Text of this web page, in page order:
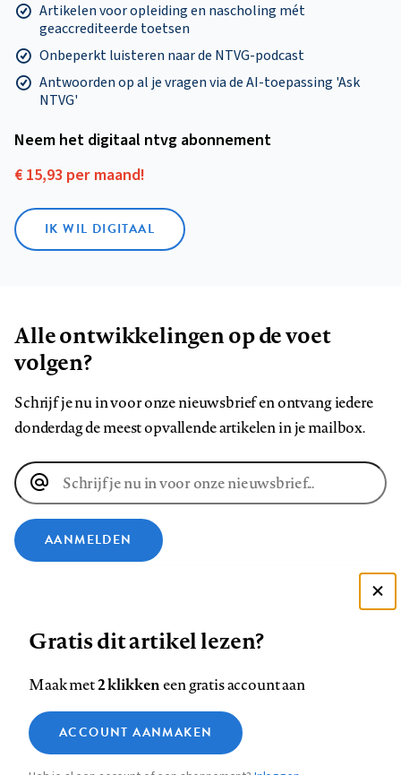
Artikelen voor opleiding en nascholing mét
geaccrediteerde toetsen
Onbeperkt luisteren naar de NTVG-podcast
Antwoorden op al je vragen via de AI-toepassing 'Ask
NTVG'
Neem het digitaal ntvg abonnement
€ 15,93 per maand!
IK WIL DIGITAAL
Alle ontwikkelingen op de voet
volgen?
Schrijf je nu in voor onze nieuwsbrief en ontvang iedere
donderdag de meest opvallende artikelen in je mailbox.
E-
mailadres
AANMELDEN
ons
op
Facebook
ons
op
LinkedIn
ons
op
Bluesky
ons
op
Instagram
ons
op
YouTube
ons
Footer
Contact Colofon Disclaimer Privacy
Medische vragen verdienen
betrouwbare antwoorden
Zie onze cookie policy
Analytische cookies
Gratis dit artikel lezen?
Maak met2 klikkeneen gratis account aan
ACCOUNT AANMAKEN